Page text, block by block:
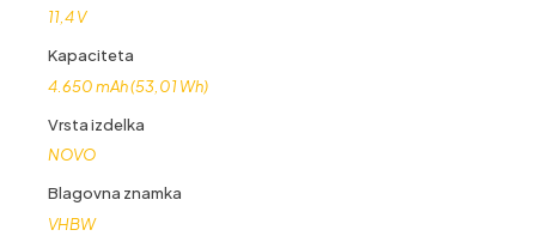
11,4 V
Kapaciteta
4.650 mAh (53,01 Wh)
Vrsta izdelka
NOVO
Blagovna znamka
VHBW